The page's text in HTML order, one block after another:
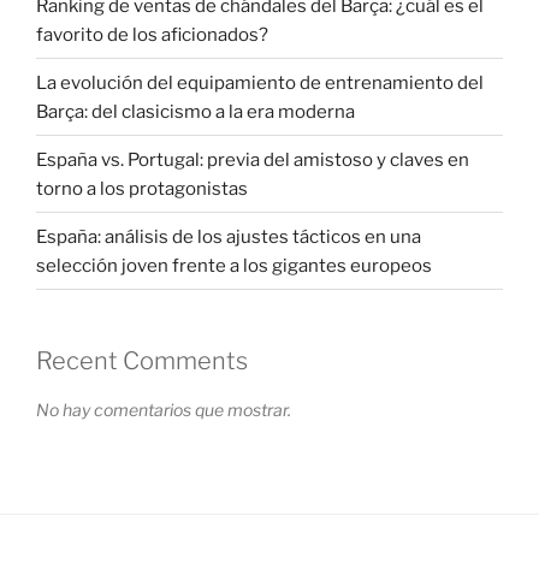
Ranking de ventas de chándales del Barça: ¿cuál es el
favorito de los aficionados?
La evolución del equipamiento de entrenamiento del
Barça: del clasicismo a la era moderna
España vs. Portugal: previa del amistoso y claves en
torno a los protagonistas
España: análisis de los ajustes tácticos en una
selección joven frente a los gigantes europeos
Recent Comments
No hay comentarios que mostrar.